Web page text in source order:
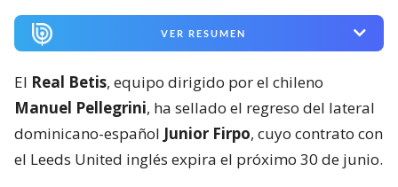
VER RESUMEN
El Real Betis, equipo dirigido por el chileno
Manuel Pellegrini, ha sellado el regreso del lateral
dominicano-español Junior Firpo, cuyo contrato con
el Leeds United inglés expira el próximo 30 de junio.